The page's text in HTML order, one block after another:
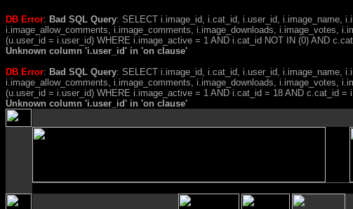
DB Error: Bad SQL Query: SELECT i.image_id, i.cat_id, i.user_id, i.image_name,
i.image_allow_comments, i.image_comments, i.image_downloads, i.image_votes,
(u.user_id = i.user_id) WHERE i.image_active = 1 AND i.cat_id NOT IN (0) AND
Unknown column 'i.user_id' in 'on clause'
DB Error: Bad SQL Query: SELECT i.image_id, i.cat_id, i.user_id, i.image_name,
i.image_allow_comments, i.image_comments, i.image_downloads, i.image_votes,
(u.user_id = i.user_id) WHERE i.image_active = 1 AND i.cat_id = 18 AND c.cat_id
Unknown column 'i.user_id' in 'on clause'